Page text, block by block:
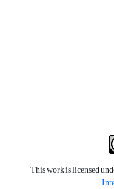
This work is licensed
.